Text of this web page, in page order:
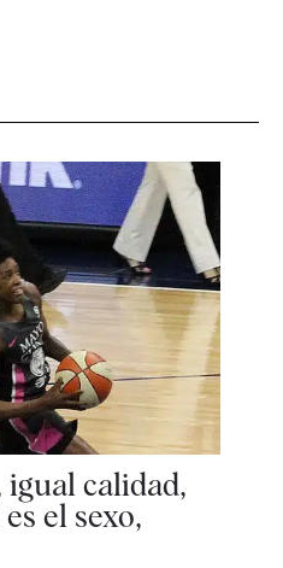
igual calidad,
el sexo,